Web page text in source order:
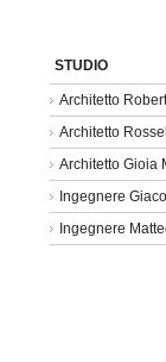
STUDIO
Architetto
Architetto
Architetto Gioia
Ingegnere
Ingegnere